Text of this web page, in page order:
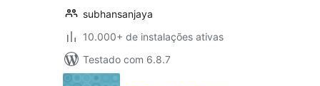
subhansanjaya
10.000+ de instalações ativas
Testado com 6.8.7